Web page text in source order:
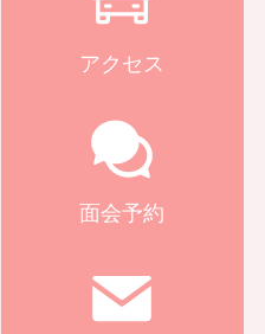
アクセス
面会予約